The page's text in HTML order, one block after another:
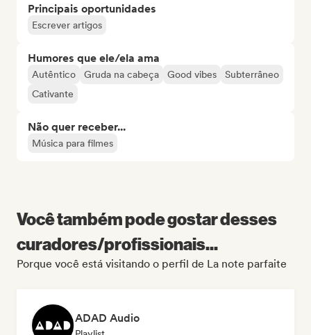
Principais oportunidades
Escrever artigos
Humores que ele/ela ama
Autêntico Gruda na cabeça Good vibes
Subterrâneo
Cativante
Não quer receber...
Música para filmes
Você também pode gostar desses
curadores/profissionais...
Porque você está visitando o perfil de La note parfaite
ADAD Audio